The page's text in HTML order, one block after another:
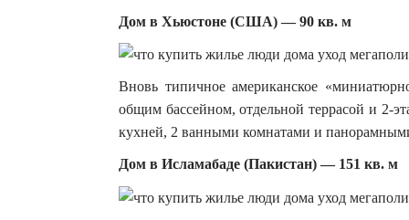
Дом в Хьюстоне (США) — 90 кв. м
Вновь типичное американское
общим бассейном, отдельной террасой и 2-
кухней, 2 ванными комнатами и
Дом в Исламабаде (Пакистан) — 151 кв. м